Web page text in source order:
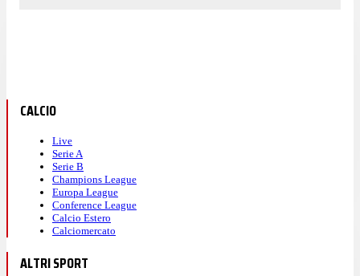
CALCIO
Live
Serie A
Serie B
Champions League
Europa League
Conference League
Calcio Estero
Calciomercato
ALTRI SPORT